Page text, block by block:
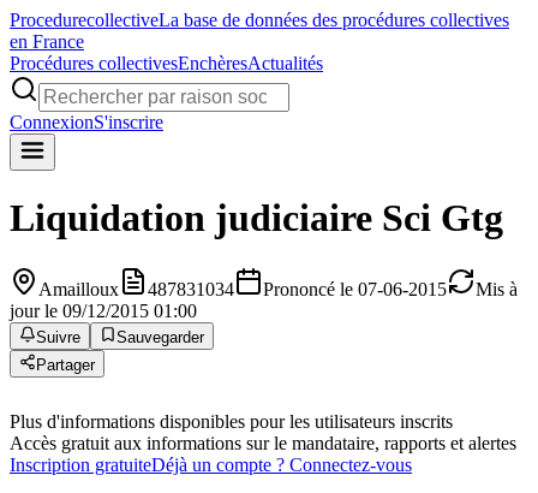
ProcedurecollectiveLa base de données des procédures collectives
en France
Procédures collectivesEnchèresActualités
ConnexionS'inscrire
Liquidation judiciaire Sci Gtg
Amailloux 487831034 Prononcé le 07-06-2015
Mis à
jour le 09/12/2015 01:00
Suivre
Sauvegarder
Partager
Plus d'informations disponibles pour les utilisateurs inscrits
Accès gratuit aux informations sur le mandataire, rapports et alertes
Inscription gratuiteDéjà un compte ? Connectez-vous